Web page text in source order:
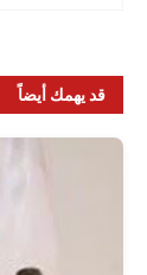
قد يهمك أيضاً